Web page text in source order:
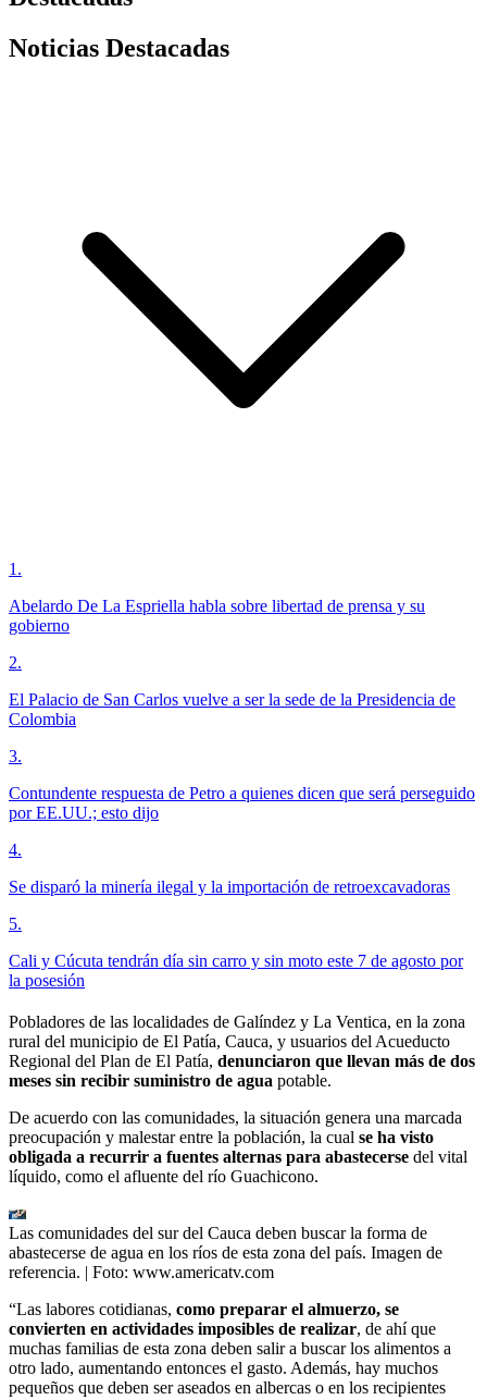
Noticias Destacadas
1 .
Abelardo De La Espriella habla sobre libertad de prensa y su
gobierno
2.
El Palacio de San Carlos vuelve a ser la sede de la Presidencia de
Colombia
3.
Contundente respuesta de Petro a quienes dicen que será perseguido
por EE.UU.; esto dijo
4.
Se disparó la minería ilegal y la importación de retroexcavadoras
5.
Cali y Cúcuta tendrán día sin carro y sin moto este 7 de agosto por
la posesión
Pobladores de las localidades de Galíndez y La Ventica, en la zona
rural del municipio de El Patía, Cauca, y usuarios del Acueducto
Regional del Plan de El Patía, denunciaron que llevan más de dos
meses sin recibir suministro de agua potable.
De acuerdo con las comunidades, la situación genera una marcada
preocupación y malestar entre la población, la cual se ha visto
obligada a recurrir a fuentes alternas para abastecerse del vital
líquido, como el afluente del río Guachicono.
Las comunidades del sur del Cauca deben buscar la forma de
abastecerse de agua en los ríos de esta zona del país. Imagen de
referencia. | Foto: www.americatv.com
“Las labores cotidianas, como preparar el almuerzo, se
convierten en actividades imposibles de realizar, de ahí que
muchas familias de esta zona deben salir a buscar los alimentos a
otro lado, aumentando entonces el gasto. Además, hay muchos
pequeños que deben ser aseados en albercas o en los recipientes